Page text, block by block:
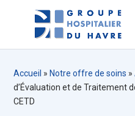
Accueil » Notre offre de soins »
d’Évaluation et de Traitement
CETD